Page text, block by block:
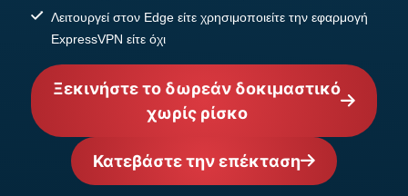
Λειτουργεί στον Edge είτε χρησιμοποιείτε την εφαρμογή
ExpressVPN είτε όχι
Ξεκινήστε το δωρεάν δοκιμαστικό
χωρίς ρίσκο
Κατεβάστε την επέκταση